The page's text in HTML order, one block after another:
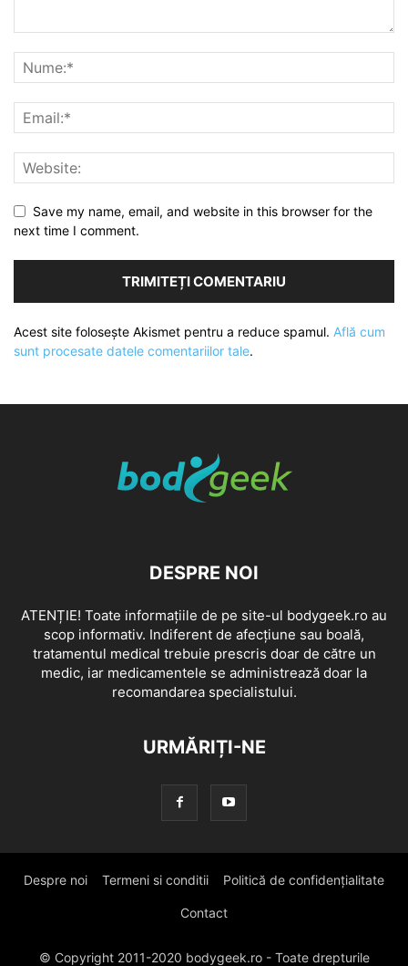
Save my name, email, and website in this browser for the
next time I comment.
Acest site folosește Akismet pentru a reduce spamul. Află cum
sunt procesate datele comentariilor tale.
DESPRE NOI
ATENȚIE! Toate informațiile de pe site-ul bodygeek.ro au
scop informativ. Indiferent de afecțiune sau boală,
tratamentul medical trebuie prescris doar de către un
medic, iar medicamentele se administrează doar la
recomandarea specialistului.
URMĂRIȚI-NE
Despre noi Termeni si conditii Politică de confidențialitate
Contact
© Copyright 2011-2020 bodygeek.ro - Toate drepturile